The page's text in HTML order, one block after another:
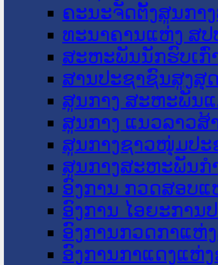
ຄະນະຈັດຕັ້ງສູນກາ
ທະນາຄານແຫ່ງ ສປ
ສະຫະພັນນັກຮົບເກົ່
ສານປະຊາຊົນສູງສຸ
ສູນກາງ ສະຫະພັນ
ສູນກາງ ແນວລາວສ້
ສູນກາງຊາວໜຸ່ມປະ
ສູນກາງສະຫະພັນກ
ອົງການ ກວດສອບແ
ອົງການ ໄອຍະການ
ອົງການກວດກາແຫ່
ອົງການກາແດງແຫ່